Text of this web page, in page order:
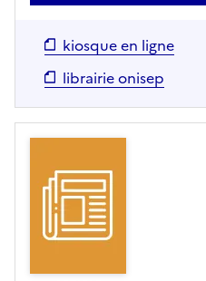
kiosque en ligne
librairie onisep